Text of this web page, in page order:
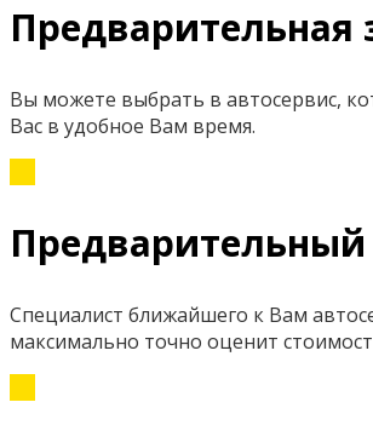
Предварительная
Вы можете выбрать в автосервис,
Вас в удобное Вам время.
Предварительный
Специалист ближайшего к Вам
максимально точно оценит